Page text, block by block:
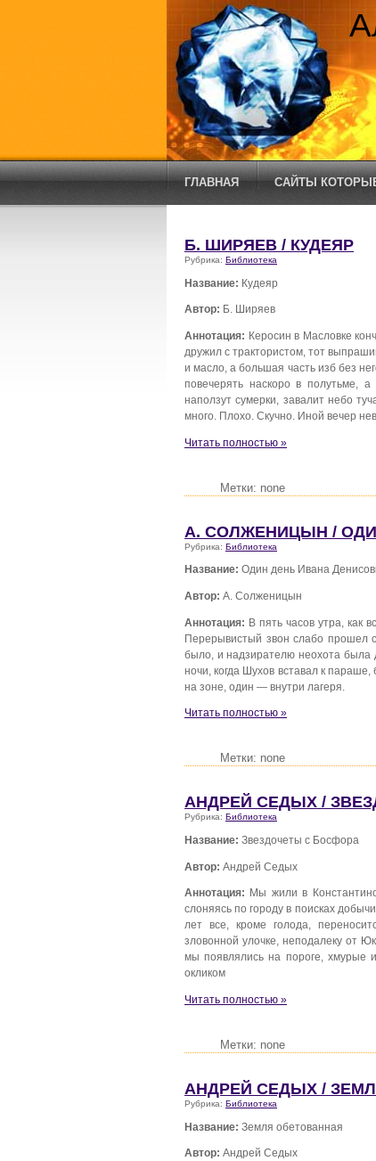
ГЛАВНАЯ САЙТЫ
Б. ШИРЯЕВ / КУДЕЯР
Рубрика: Библиотека
Название: Кудеяр
Автор: Б. Ширяев
Аннотация: Керосин в Масловке
дружил с трактористом, тот
и масло, а большая часть изб без
повечерять наскоро в полутьме,
наползут сумерки, завалит небо
много. Плохо. Скучно. Иной вечер
Читать полностью »
Метки: none
A. СОЛЖЕНИЦЫН /
Рубрика: Библиотека
Название: Один день Ивана
Автор: A. Солженицын
Аннотация: В пять часов утра, как
Перерывистый звон слабо прошел
было, и надзирателю неохота была
ночи, когда Шухов вставал к
на зоне, один — внутри лагеря.
Читать полностью »
Метки: none
АНДРЕЙ СЕДЫХ /
Рубрика: Библиотека
Название: Звездочеты с Босфора
Автор: Андрей Седых
Аннотация:
Мы жили в
слоняясь по городу в поисках
лет все, кроме голода,
зловонной улочке, неподалеку от
мы появлялись на пороге, хмурые
окликом
Читать полностью »
Метки: none
АНДРЕЙ СЕДЫХ /
Рубрика: Библиотека
Название: Земля обетованная
Автор: Андрей Седых